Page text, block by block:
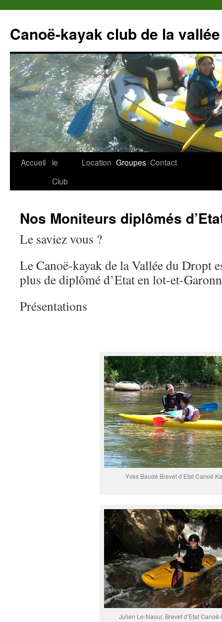
Canoë-kayak club de la
Accueil
le
Club
Location Groupes Contact
Nos Moniteurs diplômés
Le saviez vous ?
Le Canoë-kayak de la Vallée du Dropt
plus de diplômé d’Etat en lot-et-
Présentations
Yves Baudé Brevet d’Etat Canoë
Julien Le-Naour, Brevet d’Etat